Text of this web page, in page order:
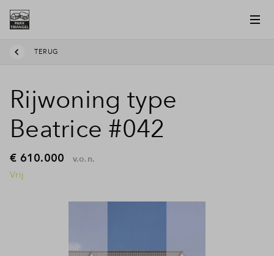
TERUG
Rijwoning type
Beatrice #042
€ 610.000
v.o.n.
Vrij